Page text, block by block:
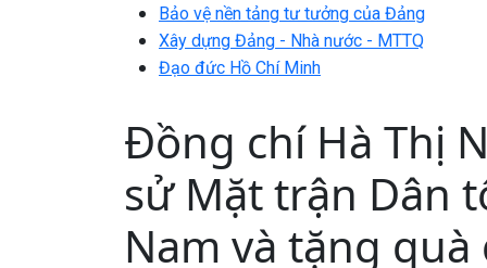
Bảo vệ nền tảng tư tưởng của Đảng
Xây dựng Đảng - Nhà nước - MTTQ
Đạo đức Hồ Chí Minh
Đồng chí Hà Thị
sử Mặt trận Dân
Nam và tặng